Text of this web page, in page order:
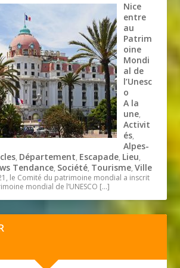
Nice
entre
au
Patrim
oine
Mondi
al de
l’Unesc
o
A la
une,
Activit
és,
Alpes-
, Département, Escapade, Lieu,
Tendance, Société, Tourisme,Ville
le Comité du patrimoine mondial a inscrit
mondial de l’UNESCO […]